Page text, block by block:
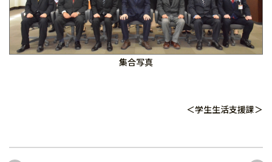
集合写真
＜学生生活支援課＞